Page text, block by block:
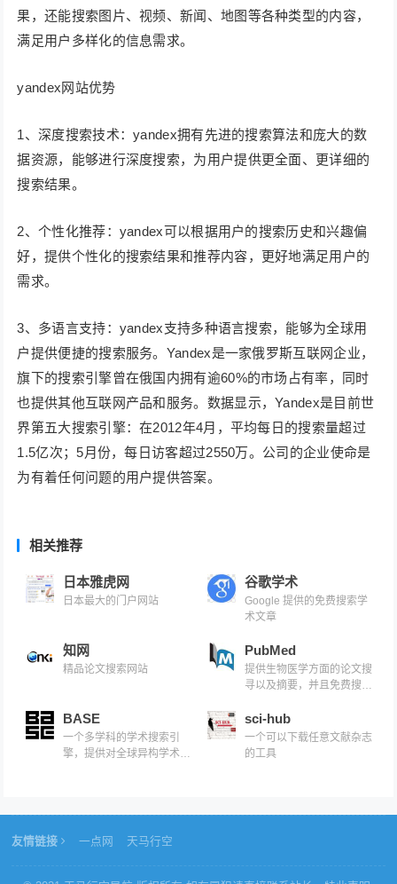
果，还能搜索图片、视频、新闻、地图等各种类型的内容，
满足用户多样化的信息需求。
yandex网站优势
1、深度搜索技术：yandex拥有先进的搜索算法和庞大的数
据资源，能够进行深度搜索，为用户提供更全面、更详细的
搜索结果。
2、个性化推荐：yandex可以根据用户的搜索历史和兴趣偏
好，提供个性化的搜索结果和推荐内容，更好地满足用户的
需求。
3、多语言支持：yandex支持多种语言搜索，能够为全球用
户提供便捷的搜索服务。Yandex是一家俄罗斯互联网企业，
旗下的搜索引擎曾在俄国内拥有逾60%的市场占有率，同时
也提供其他互联网产品和服务。数据显示，Yandex是目前世
界第五大搜索引擎：在2012年4月，平均每日的搜索量超过
1.5亿次；5月份，每日访客超过2550万。公司的企业使命是
为有着任何问题的用户提供答案。
相关推荐
日本雅虎网
日本最大的门户网站
谷歌学术
Google 提供的免费搜索学
术文章
知网
精品论文搜索网站
PubMed
提供生物医学方面的论文搜
寻以及摘要，并且免费搜寻
BASE
一个多学科的学术搜索引
擎，提供对全球异构学术资
sci-hub
一个可以下载任意文献杂志
的工具
友情链接 一点网 天马行空